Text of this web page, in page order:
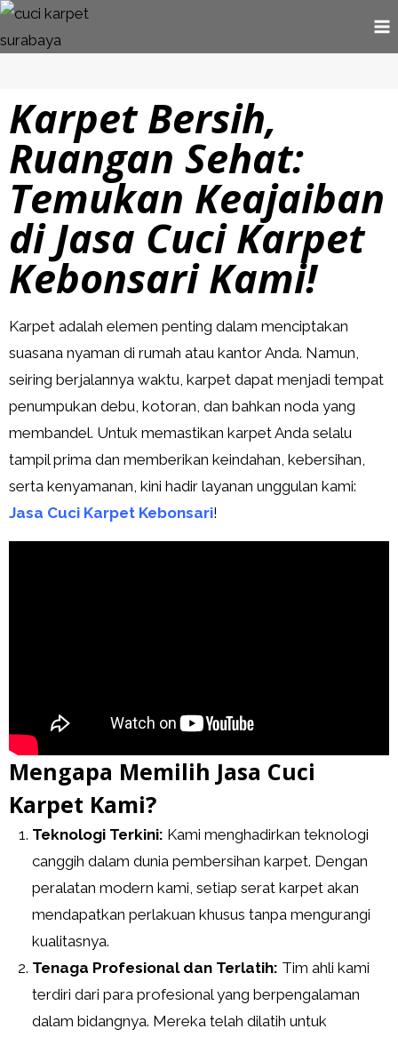
Karpet Bersih,
Ruangan Sehat:
Temukan Keajaiban
di Jasa Cuci Karpet
Kebonsari Kami!
Karpet adalah elemen penting dalam menciptakan
suasana nyaman di rumah atau kantor Anda. Namun,
seiring berjalannya waktu, karpet dapat menjadi tempat
penumpukan debu, kotoran, dan bahkan noda yang
membandel. Untuk memastikan karpet Anda selalu
tampil prima dan memberikan keindahan, kebersihan,
serta kenyamanan, kini hadir layanan unggulan kami:
Jasa Cuci Karpet Kebonsari!
Mengapa Memilih Jasa Cuci
Karpet Kami?
Teknologi Terkini: Kami menghadirkan teknologi
canggih dalam dunia pembersihan karpet. Dengan
peralatan modern kami, setiap serat karpet akan
mendapatkan perlakuan khusus tanpa mengurangi
kualitasnya.
Tenaga Profesional dan Terlatih: Tim ahli kami
terdiri dari para profesional yang berpengalaman
dalam bidangnya. Mereka telah dilatih untuk